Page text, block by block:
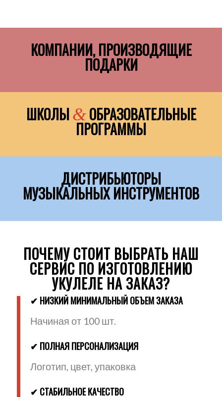
КОМПАНИИ, ПРОИЗВОДЯЩИЕ
ПОДАРКИ
ШКОЛЫ&ОБРАЗОВАТЕЛЬНЫЕ
ПРОГРАММЫ
ДИСТРИБЬЮТОРЫ
МУЗЫКАЛЬНЫХ ИНСТРУМЕНТОВ
ПОЧЕМУ СТОИТ ВЫБРАТЬ НАШ
СЕРВИС ПО ИЗГОТОВЛЕНИЮ
УКУЛЕЛЕ НА ЗАКАЗ?
✔ НИЗКИЙ МИНИМАЛЬНЫЙ ОБЪЕМ ЗАКАЗА
Начиная от 100 шт.
✔ ПОЛНАЯ ПЕРСОНАЛИЗАЦИЯ
Логотип, цвет, упаковка
✔ СТАБИЛЬНОЕ КАЧЕСТВО